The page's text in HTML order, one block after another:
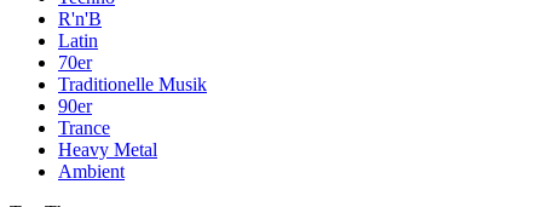
R'n'B
Latin
70er
Traditionelle Musik
90er
Trance
Heavy Metal
Ambient